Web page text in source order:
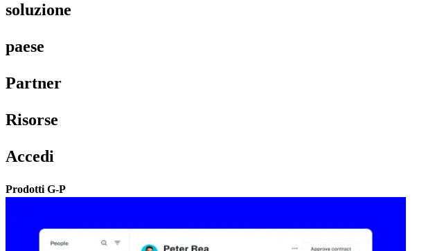
soluzione​​
paese​​
Partner​​
Risorse​​
Accedi​​
Prodotti G-P​​